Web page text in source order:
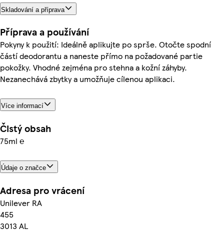
Skladování a příprava
Příprava a používání
Pokyny k použití: Ideálně aplikujte po sprše. Otočte spodní
částí deodorantu a naneste přímo na požadované partie
pokožky. Vhodné zejména pro stehna a kožní záhyby.
Nezanechává zbytky a umožňuje cílenou aplikaci.
Více informací
Čistý obsah
75ml ℮
Údaje o značce
Adresa pro vrácení
Unilever RA
455
3013 AL